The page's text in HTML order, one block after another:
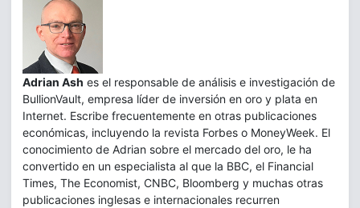
Adrian Ash es el responsable de análisis e investigación de
BullionVault, empresa líder de inversión en oro y plata en
Internet. Escribe frecuentemente en otras publicaciones
económicas, incluyendo la revista Forbes o MoneyWeek. El
conocimiento de Adrian sobre el mercado del oro, le ha
convertido en un especialista al que la BBC, el Financial
Times, The Economist, CNBC, Bloomberg y muchas otras
publicaciones inglesas e internacionales recurren